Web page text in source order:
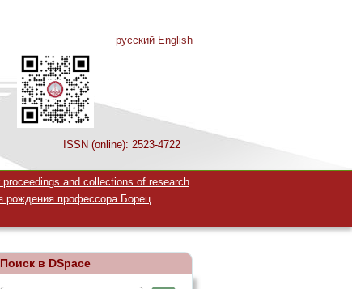
ISSN (online): 2523-4722
русский English
and collections of research
рождения профессора Борец
Поиск в DSpace